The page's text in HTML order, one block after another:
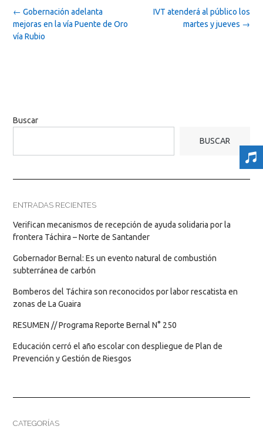
Post
navigation
IVT atenderá al público los
martes y jueves →
← Gobernación adelanta
mejoras en la vía Puente de Oro
vía Rubio
Buscar
BUSCAR
ENTRADAS RECIENTES
Verifican mecanismos de recepción de ayuda solidaria por la
frontera Táchira – Norte de Santander
Gobernador Bernal: Es un evento natural de combustión
subterránea de carbón
Bomberos del Táchira son reconocidos por labor rescatista en
zonas de La Guaira
RESUMEN // Programa Reporte Bernal N° 250
Educación cerró el año escolar con despliegue de Plan de
Prevención y Gestión de Riesgos
CATEGORÍAS